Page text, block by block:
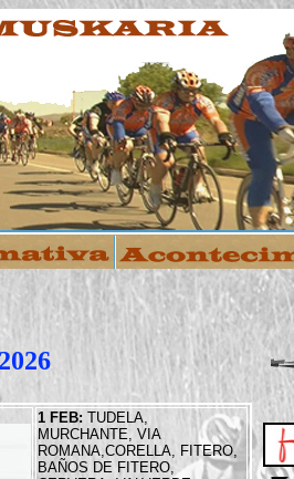
1 FEB:TUDELA,
MURCHANTE, VIA
ROMANA,CORELLA, FITERO,
BAÑOS DE FITERO,